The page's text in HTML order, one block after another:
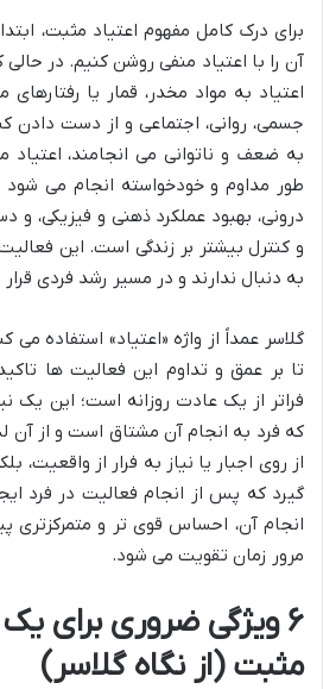
برای درک کامل مفهوم اعتیاد مثبت،
آن را با اعتیاد منفی روشن کنیم. در
اعتیاد به مواد مخدر، قمار یا
جسمی، روانی، اجتماعی و از دست دادن
به ضعف و ناتوانی می انجامند،
طور مداوم و خودخواسته انجام می
درونی، بهبود عملکرد ذهنی و فیزیکی،
و کنترل بیشتر بر زندگی است. این
به دنبال ندارند و در مسیر رشد فردی
گلاسر عمداً از واژه «اعتیاد» استفاده
تا بر عمق و تداوم این فعالیت ها
فراتر از یک عادت روزانه است؛ این یک
که فرد به انجام آن مشتاق است و از آن
از روی اجبار یا نیاز به فرار از
گیرد که پس از انجام فعالیت در فرد
انجام آن، احساس قوی تر و
مرور زمان تقویت می شود.
۶ ویژگی ضروری برای
مثبت (از نگاه گلاسر)